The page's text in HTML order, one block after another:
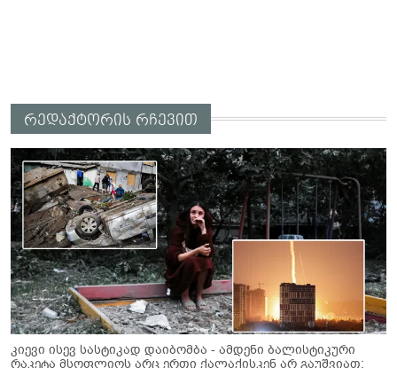
რედაქტორის რჩევით
კიევი ისევ სასტიკად დაიბომბა - ამდენი ბალისტიკური
რაკეტა მსოფლიოს არც ერთი ქალაქისკენ არ გაუშვიათ: